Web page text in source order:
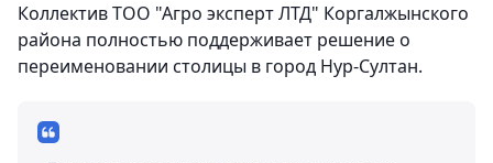
Коллектив ТОО "Агро эксперт ЛТД" Коргалжынского
района полностью поддерживает решение о
переименовании столицы в город Нур-Султан.